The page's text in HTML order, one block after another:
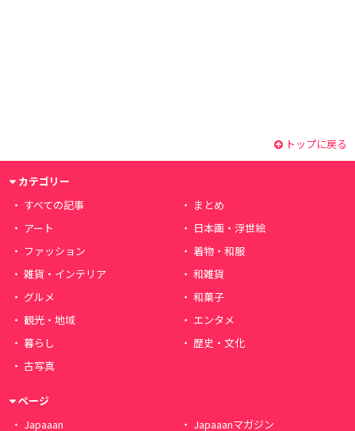
トップに戻る
カテゴリー
すべての記事
まとめ
アート
日本画・浮世絵
ファッション
着物・和服
雑貨・インテリア
和雑貨
グルメ
和菓子
観光・地域
エンタメ
暮らし
歴史・文化
古写真
ページ
Japaaan
Japaaanマガジン